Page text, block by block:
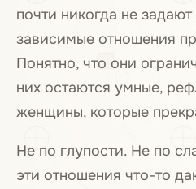
почти никогда не
зависимые отношения
Понятно, что они
них остаются умные,
женщины, которые
Не по глупости. Не по
эти отношения что-то